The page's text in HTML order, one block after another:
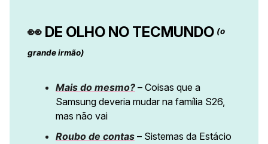
👀 DE OLHO NO TECMUNDO (o
grande irmão)
Mais do mesmo? – Coisas que a
Samsung deveria mudar na família S26,
mas não vai
Roubo de contas – Sistemas da Estácio